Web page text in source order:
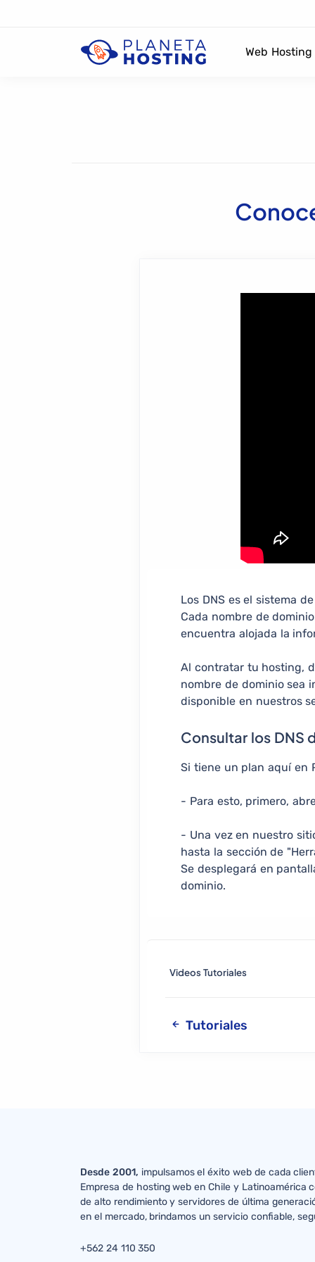
Web Hosting
Los DNS es el sistema
Cada nombre de
encuentra alojada la
Al contratar tu hosting,
nombre de dominio sea
disponible en nuestros
Consultar los DNS
Si tiene un plan aquí en
- Para esto, primero,
- Una vez en nuestro
hasta la sección de
Se desplegará en
dominio.
Videos Tutoriales
Tutoriales
Desde 2001, impulsamos el éxito web de cada
Empresa de hosting web en Chile y Latinoamérica
de alto rendimiento y servidores de última
en el mercado, brindamos un servicio confiable,
+562 24 110 350